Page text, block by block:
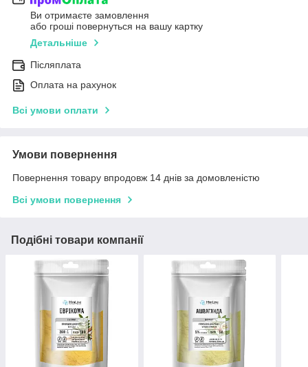
Ви отримаєте замовлення
або гроші повернуться на вашу картку
Детальніше
Післяплата
Оплата на рахунок
Всі умови оплати
Умови повернення
Повернення товару впродовж 14 днів за домовленістю
Всі умови повернення
Подібні товари компанії